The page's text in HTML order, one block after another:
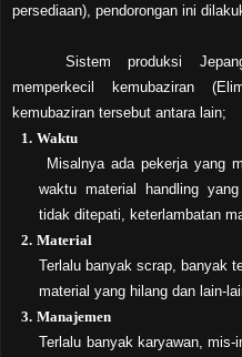
persediaan), pendorongan ini
Sistem produksi
memperkecil kemubaziran
kemubaziran tersebut antara lain;
1. Waktu
Misalnya ada pekerja yang
waktu material handling
tidak ditepati, keterlambatan
2. Material
Terlalu banyak scrap, banyak
material yang hilang dan lain-
3. Manajemen
Terlalu banyak karyawan, mis-